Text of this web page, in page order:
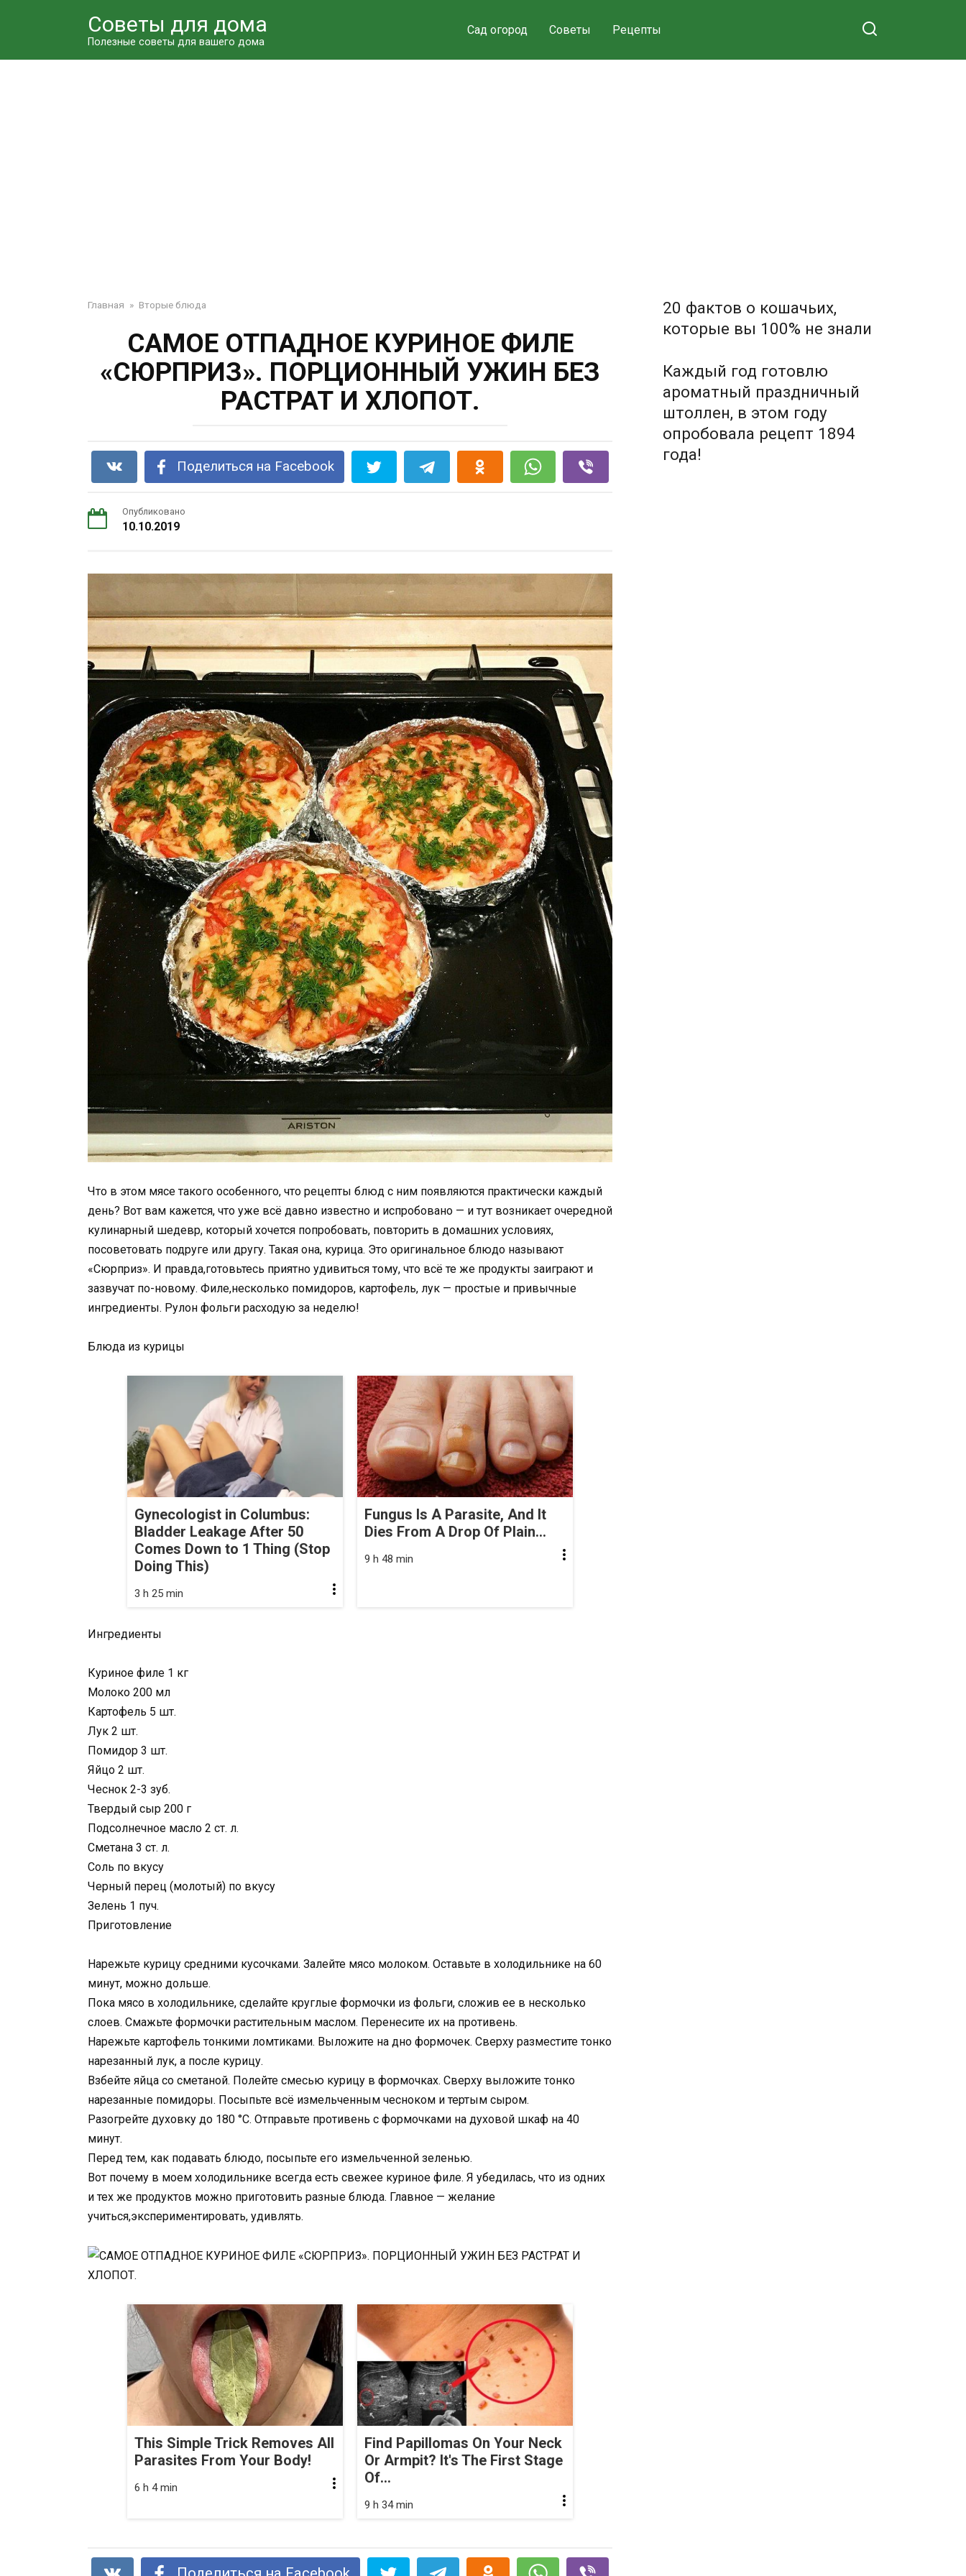
Советы для дома
Полезные советы для вашего дома
Сад огород Советы Рецепты
Главная » Вторые блюда
САМОЕ ОТПАДНОЕ КУРИНОЕ ФИЛЕ
«СЮРПРИЗ». ПОРЦИОННЫЙ УЖИН БЕЗ
РАСТРАТ И ХЛОПОТ.
Поделиться на Facebook
Опубликовано
10.10.2019
Что в этом мясе такого особенного, что рецепты блюд с ним появляются практически каждый
день? Вот вам кажется, что уже всё давно известно и испробовано — и тут возникает очередной
кулинарный шедевр, который хочется попробовать, повторить в домашних условиях,
посоветовать подруге или другу. Такая она, курица. Это оригинальное блюдо называют
«Сюрприз». И правда,готовьтесь приятно удивиться тому, что всё те же продукты заиграют и
зазвучат по-новому. Филе,несколько помидоров, картофель, лук — простые и привычные
ингредиенты. Рулон фольги расходую за неделю!
Блюда из курицы
Gynecologist in Columbus:
Bladder Leakage After 50
Comes Down to 1 Thing (Stop
Doing This)
3 h 25 min
Fungus Is A Parasite, And It
Dies From A Drop Of Plain...
9 h 48 min
Ингредиенты
Куриное филе 1 кг
Молоко 200 мл
Картофель 5 шт.
Лук 2 шт.
Помидор 3 шт.
Яйцо 2 шт.
Чеснок 2-3 зуб.
Твердый сыр 200 г
Подсолнечное масло 2 ст. л.
Сметана 3 ст. л.
Соль по вкусу
Черный перец (молотый) по вкусу
Зелень 1 пуч.
Приготовление
Нарежьте курицу средними кусочками. Залейте мясо молоком. Оставьте в холодильнике на 60
минут, можно дольше.
Пока мясо в холодильнике, сделайте круглые формочки из фольги, сложив ее в несколько
слоев. Смажьте формочки растительным маслом. Перенесите их на противень.
Нарежьте картофель тонкими ломтиками. Выложите на дно формочек. Сверху разместите тонко
нарезанный лук, а после курицу.
Взбейте яйца со сметаной. Полейте смесью курицу в формочках. Сверху выложите тонко
нарезанные помидоры. Посыпьте всё измельченным чесноком и тертым сыром.
Разогрейте духовку до 180 °C. Отправьте противень с формочками на духовой шкаф на 40
минут.
Перед тем, как подавать блюдо, посыпьте его измельченной зеленью.
Вот почему в моем холодильнике всегда есть свежее куриное филе. Я убедилась, что из одних
и тех же продуктов можно приготовить разные блюда. Главное — желание
учиться,экспериментировать, удивлять.
This Simple Trick Removes All
Parasites From Your Body!
6 h 4 min
Find Papillomas On Your Neck
Or Armpit? It's The First Stage
Of...
9 h 34 min
20 фактов о кошачьих,
которые вы 100% не знали
Каждый год готовлю
ароматный праздничный
штоллен, в этом году
опробовала рецепт 1894
года!